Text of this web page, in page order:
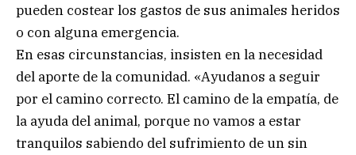
pueden costear los gastos de sus animales heridos
o con alguna emergencia.
En esas circunstancias, insisten en la necesidad
del aporte de la comunidad. «Ayudanos a seguir
por el camino correcto. El camino de la empatía, de
la ayuda del animal, porque no vamos a estar
tranquilos sabiendo del sufrimiento de un sin